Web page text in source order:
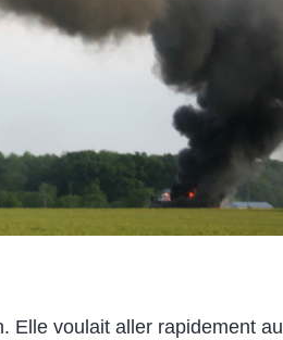
Elle voulait aller rapidement